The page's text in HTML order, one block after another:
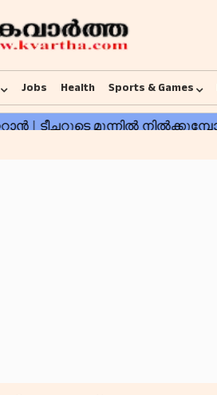
Jobs Health Sports & Games